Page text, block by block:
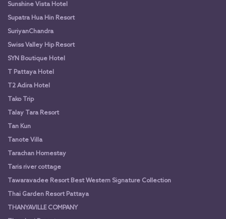
Sunshine Vista Hotel
Supatra Hua Hin Resort
SuriyanChandra
Swiss Valley Hip Resort
SYN Boutique Hotel
T Pattaya Hotel
T2 Adira Hotel
Tako Trip
Talay Tara Resort
Tan Kun
Tanote Villa
Tarachan Homestay
Taris river cottage
Tawaravadee Resort Best Western Signature Collection
Thai Garden Resort Pattaya
THANYAVILLE COMPANY